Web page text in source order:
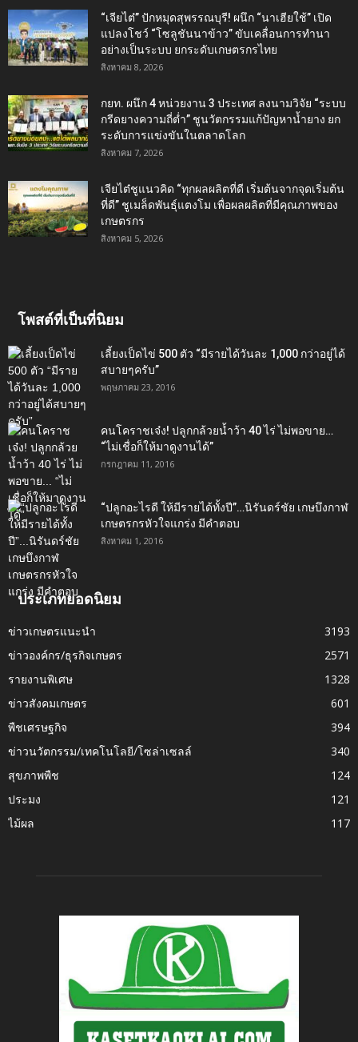
“เจียไต๋” ปักหมุดสุพรรณบุรี! ผนึก “นาเฮียใช้” เปิด
แปลงโชว์ “โซลูชันนาข้าว” ขับเคลื่อนการทำนา
อย่างเป็นระบบ ยกระดับเกษตรกรไทย
สิงหาคม 8, 2026
กยท. ผนึก 4 หน่วยงาน 3 ประเทศ ลงนามวิจัย “ระบบ
กรีดยางความถี่ต่ำ” ชูนวัตกรรมแก้ปัญหาน้ำยาง ยก
ระดับการแข่งขันในตลาดโลก
สิงหาคม 7, 2026
เจียไต๋ชูแนวคิด “ทุกผลผลิตที่ดี เริ่มต้นจากจุดเริ่มต้น
ที่ดี” ชูเมล็ดพันธุ์แตงโม เพื่อผลผลิตที่มีคุณภาพของ
เกษตรกร
สิงหาคม 5, 2026
โพสต์ที่เป็นที่นิยม
เลี้ยงเป็ดไข่ 500 ตัว “มีรายได้วันละ 1,000 กว่าอยู่ได้
สบายๆครับ”
พฤษภาคม 23, 2016
คนโคราชเจ๋ง! ปลูกกล้วยน้ำว้า 40 ไร่ ไม่พอขาย…
“ไม่เชื่อก็ให้มาดูงานได้”‬
กรกฎาคม 11, 2016
“ปลูกอะไรดี ให้มีรายได้ทั้งปี”…นิรันดร์ชัย เกษบึงกาฬ
เกษตรกรหัวใจแกร่ง มีคำตอบ
สิงหาคม 1, 2016
ประเภทยอดนิยม
ข่าวเกษตรแนะนำ
3193
ข่าวองค์กร/ธุรกิจเกษตร
2571
รายงานพิเศษ
1328
ข่าวสังคมเกษตร
601
พืชเศรษฐกิจ
394
ข่าวนวัตกรรม/เทคโนโลยี/โซล่าเซลล์
340
สุขภาพพืช
124
ประมง
121
ไม้ผล
117